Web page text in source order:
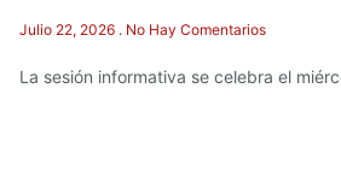
Julio 22, 2026 No Hay Comentarios
La sesión informativa se celebra el